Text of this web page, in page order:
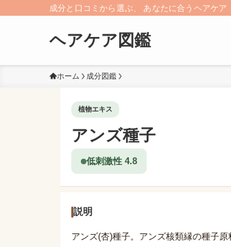
成分と口コミから選ぶ、 あなたに合うヘアケア
ヘアケア図鑑
ホーム 成分図鑑
植物エキス
アンズ種子
低刺激性 4.8
説明
アンズ(杏)種子。アンズ核類縁の種子